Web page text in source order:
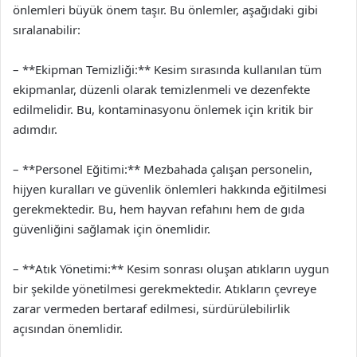
önlemleri büyük önem taşır. Bu önlemler, aşağıdaki gibi
sıralanabilir:
– **Ekipman Temizliği:** Kesim sırasında kullanılan tüm
ekipmanlar, düzenli olarak temizlenmeli ve dezenfekte
edilmelidir. Bu, kontaminasyonu önlemek için kritik bir
adımdır.
– **Personel Eğitimi:** Mezbahada çalışan personelin,
hijyen kuralları ve güvenlik önlemleri hakkında eğitilmesi
gerekmektedir. Bu, hem hayvan refahını hem de gıda
güvenliğini sağlamak için önemlidir.
– **Atık Yönetimi:** Kesim sonrası oluşan atıkların uygun
bir şekilde yönetilmesi gerekmektedir. Atıkların çevreye
zarar vermeden bertaraf edilmesi, sürdürülebilirlik
açısından önemlidir.